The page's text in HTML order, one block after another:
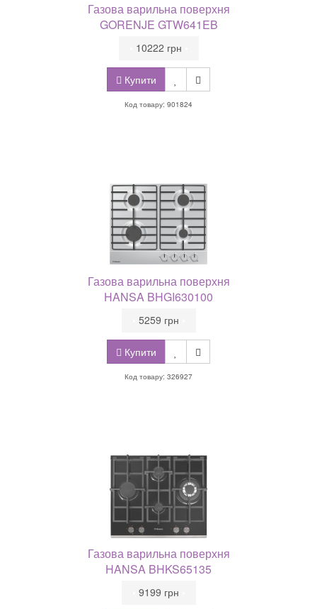
Газова варильна поверхня
GORENJE GTW641EB
Купити
10222 грн
Код товару: 901824
Газова варильна поверхня
HANSA BHGI630100
Купити
5259 грн
Код товару: 326927
Газова варильна поверхня
HANSA BHKS65135
9199 грн